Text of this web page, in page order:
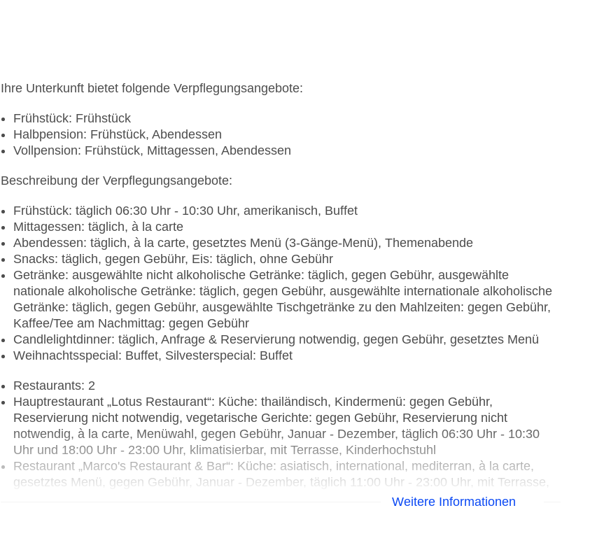
Ihre Unterkunft bietet folgende Verpflegungsangebote:
Frühstück: Frühstück
Halbpension: Frühstück, Abendessen
Vollpension: Frühstück, Mittagessen, Abendessen
Beschreibung der Verpflegungsangebote:
Frühstück: täglich 06:30 Uhr - 10:30 Uhr, amerikanisch, Buffet
Mittagessen: täglich, à la carte
Abendessen: täglich, à la carte, gesetztes Menü (3-Gänge-Menü), Themenabende
Snacks: täglich, gegen Gebühr, Eis: täglich, ohne Gebühr
Getränke: ausgewählte nicht alkoholische Getränke: täglich, gegen Gebühr, ausgewählte
nationale alkoholische Getränke: täglich, gegen Gebühr, ausgewählte internationale alkoholische
Getränke: täglich, gegen Gebühr, ausgewählte Tischgetränke zu den Mahlzeiten: gegen Gebühr,
Kaffee/Tee am Nachmittag: gegen Gebühr
Candlelightdinner: täglich, Anfrage & Reservierung notwendig, gegen Gebühr, gesetztes Menü
Weihnachtsspecial: Buffet, Silvesterspecial: Buffet
Restaurants: 2
Hauptrestaurant „Lotus Restaurant“: Küche: thailändisch, Kindermenü: gegen Gebühr,
Reservierung nicht notwendig, vegetarische Gerichte: gegen Gebühr, Reservierung nicht
notwendig, à la carte, Menüwahl, gegen Gebühr, Januar - Dezember, täglich 06:30 Uhr - 10:30
Uhr und 18:00 Uhr - 23:00 Uhr, klimatisierbar, mit Terrasse, Kinderhochstuhl
Restaurant „Marco's Restaurant & Bar“: Küche: asiatisch, international, mediterran, à la carte,
gesetztes Menü, gegen Gebühr, Januar - Dezember, täglich 11:00 Uhr - 23:00 Uhr, mit Terrasse,
Weitere Informationen